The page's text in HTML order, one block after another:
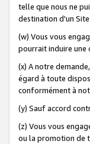
telle que nous ne
destination d'un
(w) Vous vous
pourrait induire une
(x) A notre
égard à toute
conformément à
(y) Sauf accord
(z) Vous vous
ou la promotion de